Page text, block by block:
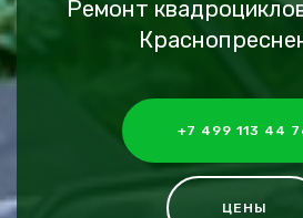
Ремонт
+7 499 113 44
ЦЕНЫ